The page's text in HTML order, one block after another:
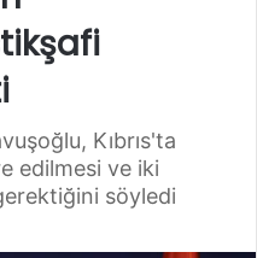
Kıbrıs'ta
edilmesi ve iki
söyledi